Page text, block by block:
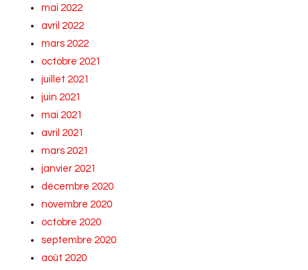
mai 2022
avril 2022
mars 2022
octobre 2021
juillet 2021
juin 2021
mai 2021
avril 2021
mars 2021
janvier 2021
décembre 2020
novembre 2020
octobre 2020
septembre 2020
août 2020